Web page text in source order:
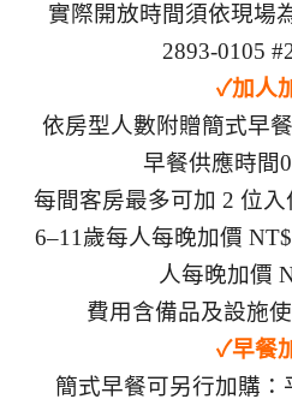
實際開放時間須依現場
2893-0105
✓加人
依房型人數附贈簡式早
早餐供應時間
每間客房最多可加 2 位入
6–11歲每人每晚加價
人每晚加價
費用含備品及設施
✓早餐
簡式早餐可另行加購：